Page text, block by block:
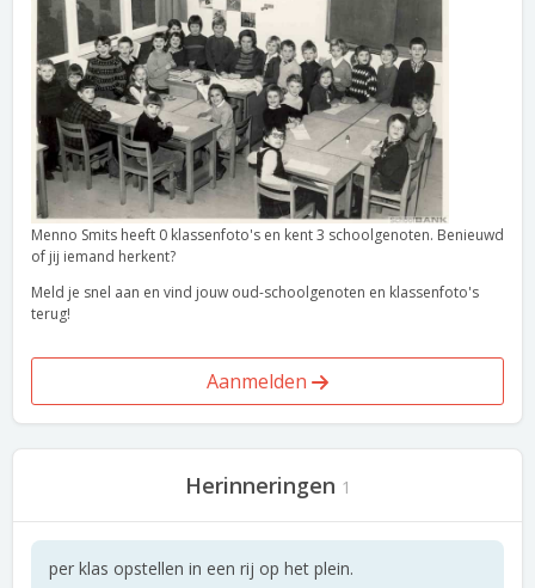
Menno Smits heeft 0 klassenfoto's en kent 3 schoolgenoten. Benieuwd
of jij iemand herkent?
Meld je snel aan en vind jouw oud-schoolgenoten en klassenfoto's
terug!
Aanmelden
Herinneringen 1
per klas opstellen in een rij op het plein.